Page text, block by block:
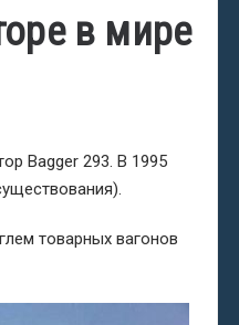
в мире
Bagger 293. В 1995
товарных вагонов